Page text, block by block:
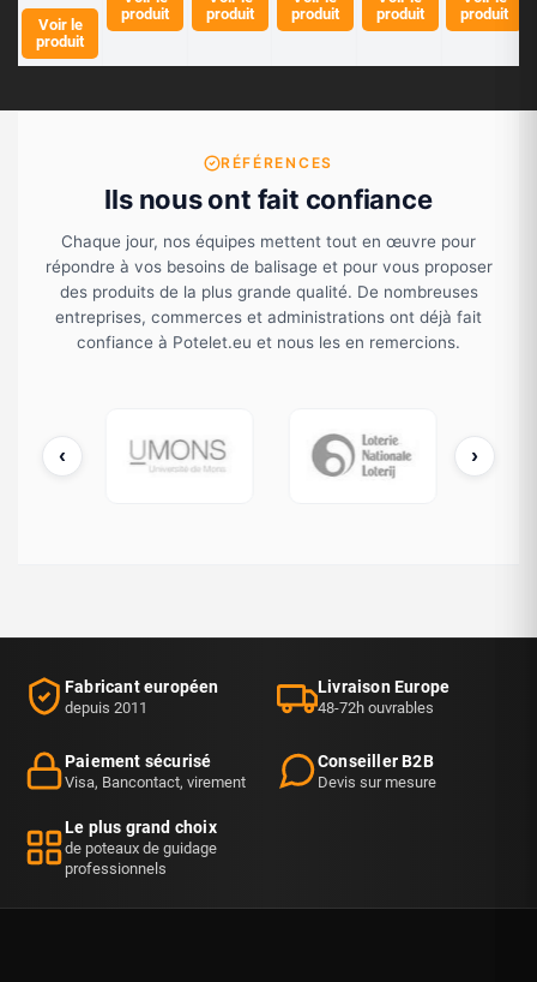
® (Noir)
Voir le
produit
x de
guidag
potelet
produit
produit
e LINE
produit
e LINE
produit
Chrom
é
produit
RÉFÉRENCES
Ils nous ont fait confiance
Chaque jour, nos équipes mettent tout en œuvre pour
répondre à vos besoins de balisage et pour vous proposer
des produits de la plus grande qualité. De nombreuses
entreprises, commerces et administrations ont déjà fait
confiance à Potelet.eu et nous les en remercions.
‹ UMONS Loterie Nationale ›
Fabricant européen
depuis 2011
Livraison Europe
48-72h ouvrables
Paiement sécurisé
Visa, Bancontact, virement
Conseiller B2B
Devis sur mesure
Le plus grand choix
de poteaux de guidage
professionnels